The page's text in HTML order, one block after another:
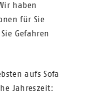
haben
für Sie
Gefahren
aufs Sofa
Jahreszeit: